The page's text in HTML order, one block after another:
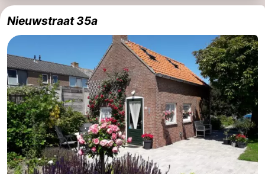
Zentren
Dörfer
&
Städte
Natur
Führungen
Sport
-
Schwimmbader
-
Nieuwstraat 35a